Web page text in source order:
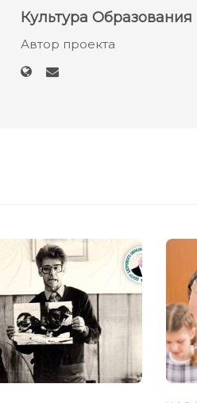
Культура Образования
Автор проекта